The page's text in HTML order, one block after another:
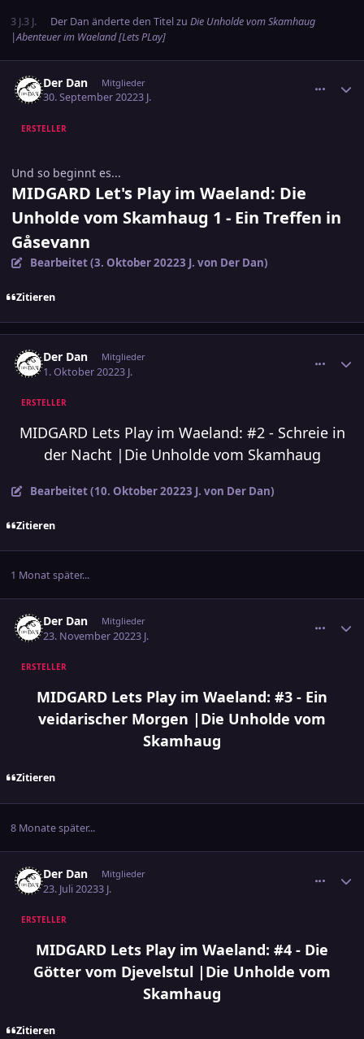
3 J.3 J. Der Dan änderte den Titel zu Die Unholde vom Skamhaug
|Abenteuer im Waeland [Lets PLay]
Der Dan Mitglieder
30. September 20223 J.
ERSTELLER
Und so beginnt es...
MIDGARD Let's Play im Waeland: Die
Unholde vom Skamhaug 1 - Ein Treffen in
Gåsevann
Bearbeitet (3. Oktober 20223 J. von Der Dan)
Zitieren
Der Dan Mitglieder
1. Oktober 20223 J.
ERSTELLER
MIDGARD Lets Play im Waeland: #2 - Schreie in
der Nacht |Die Unholde vom Skamhaug
Bearbeitet (10. Oktober 20223 J. von Der Dan)
Zitieren
1 Monat später...
Der Dan Mitglieder
23. November 20223 J.
ERSTELLER
MIDGARD Lets Play im Waeland: #3 - Ein
veidarischer Morgen |Die Unholde vom
Skamhaug
Zitieren
8 Monate später...
Der Dan Mitglieder
23. Juli 20233 J.
ERSTELLER
MIDGARD Lets Play im Waeland: #4 - Die
Götter vom Djevelstul |Die Unholde vom
Skamhaug
Zitieren